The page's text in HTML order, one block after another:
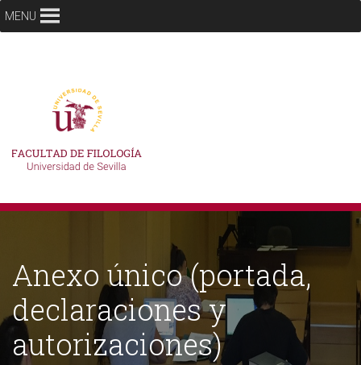
MENU
Anexo único (portada,
declaraciones y
autorizaciones)